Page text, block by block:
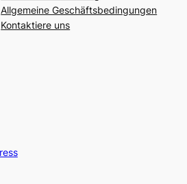
Allgemeine Geschäftsbedingungen
Kontaktiere uns